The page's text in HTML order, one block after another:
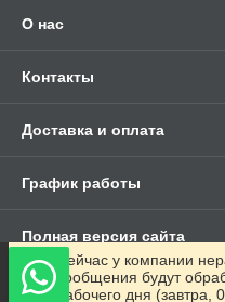
О нас
Контакты
Доставка и оплата
График работы
Полная версия сайта
Сайт создан на
Сейчас у компании
сообщения будут
рабочего дня (завтра,